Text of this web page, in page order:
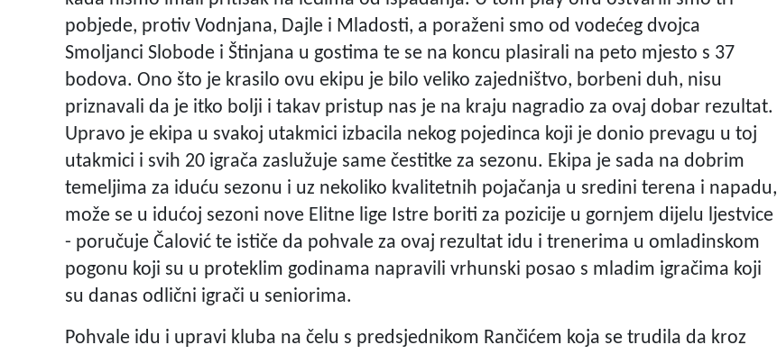
pobjede, protiv Vodnjana, Dajle i Mladosti, a poraženi smo od vodećeg dvojca
Smoljanci Slobode i Štinjana u gostima te se na koncu plasirali na peto mjesto s 37
bodova. Ono što je krasilo ovu ekipu je bilo veliko zajedništvo, borbeni duh, nisu
priznavali da je itko bolji i takav pristup nas je na kraju nagradio za ovaj dobar rezultat.
Upravo je ekipa u svakoj utakmici izbacila nekog pojedinca koji je donio prevagu u toj
utakmici i svih 20 igrača zaslužuje same čestitke za sezonu. Ekipa je sada na dobrim
temeljima za iduću sezonu i uz nekoliko kvalitetnih pojačanja u sredini terena i napadu,
može se u idućoj sezoni nove Elitne lige Istre boriti za pozicije u gornjem dijelu ljestvice
- poručuje Čalović te ističe da pohvale za ovaj rezultat idu i trenerima u omladinskom
pogonu koji su u proteklim godinama napravili vrhunski posao s mladim igračima koji
su danas odlični igrači u seniorima.
Pohvale idu i upravi kluba na čelu s predsjednikom Rančićem koja se trudila da kroz